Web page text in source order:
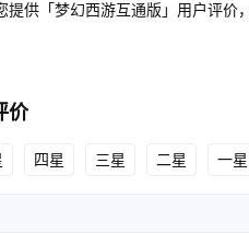
提供「梦幻西游互通版」用户评价
价
四星 三星 二星 一星